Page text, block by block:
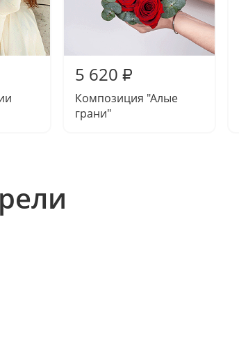
5 620 ₽
Композиция "Алые
грани"